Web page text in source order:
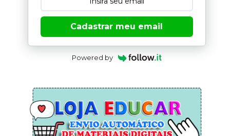
Cadastrar meu email
Powered by